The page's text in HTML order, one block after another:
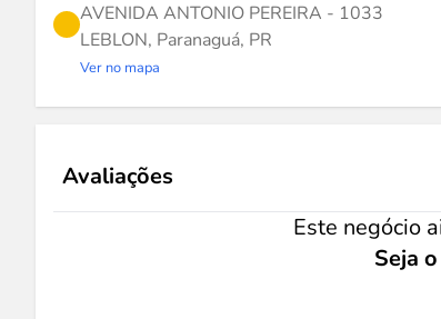
AVENIDA ANTONIO PEREIRA - 1033
LEBLON, Paranaguá, PR
Ver no mapa
Avaliações
Este negócio
Seja